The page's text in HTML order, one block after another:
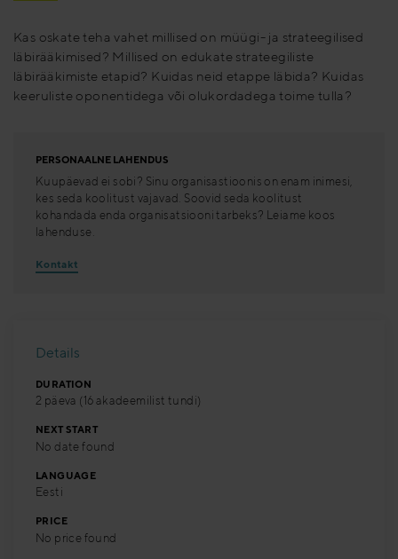
Kas oskate teha vahet millised on müügi- ja strateegilised
läbirääkimised? Millised on edukate strateegiliste
läbirääkimiste etapid? Kuidas neid etappe läbida? Kuidas
keeruliste oponentidega või olukordadega toime tulla?
PERSONAALNE LAHENDUS
Kuupäevad ei sobi? Sinu organisastioonis on enam inimesi,
kes seda koolitust vajavad. Soovid seda koolitust
kohandada enda organisatsiooni tarbeks? Leiame koos
lahenduse.
Kontakt
Details
DURATION
2 päeva (16 akadeemilist tundi)
NEXT START
No date found
LANGUAGE
Eesti
PRICE
No price found